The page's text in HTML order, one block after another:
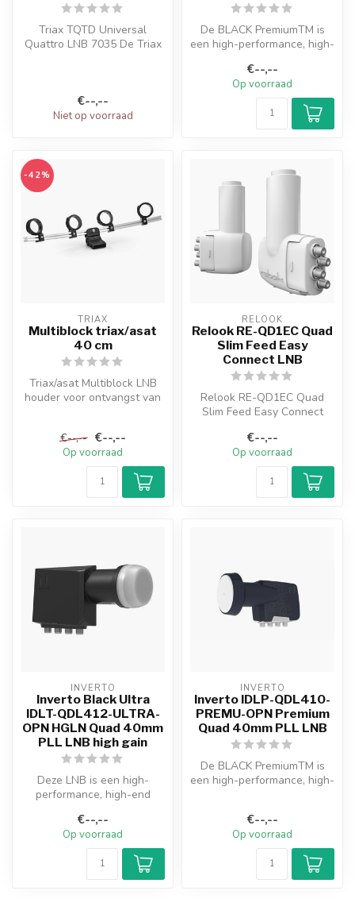
Triax TQTD Universal
Quattro LNB 7035 De Triax
€--,--
Niet op voorraad
De BLACK PremiumTM is
een high-performance, high-
producten. D...
€--,--
Op voorraad
-42%
TRIAX
Multiblock triax/asat
40 cm
Triax/asat Multiblock LNB
houder voor ontvangst van
€--,-- €--,--
Op voorraad
RELOOK
Relook RE-QD1EC Quad
Slim Feed Easy
Connect LNB
Relook RE-QD1EC Quad
Slim Feed Easy Connect
uitverkoch...
€--,--
Op voorraad
INVERTO
Inverto Black Ultra
IDLT-QDL412-ULTRA-
OPN HGLN Quad 40mm
PLL LNB high gain
Deze LNB is een high-
performance, high-end
goede ei...
€--,--
Op voorraad
INVERTO
Inverto IDLP-QDL410-
PREMU-OPN Premium
Quad 40mm PLL LNB
De BLACK PremiumTM is
een high-performance, high-
€--,--
Op voorraad